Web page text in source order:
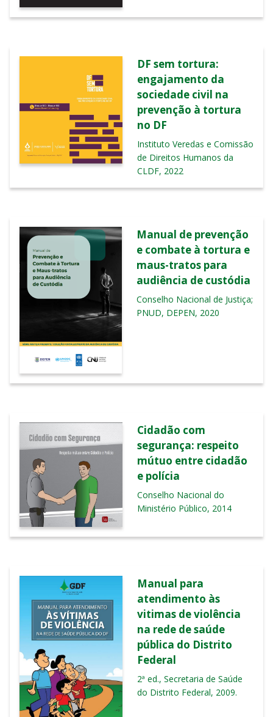
DF sem tortura:
engajamento da
sociedade civil na
prevenção à tortura
no DF
Instituto Veredas e Comissão
de Direitos Humanos da
CLDF, 2022
Manual de prevenção
e combate à tortura e
maus-tratos para
audiência de custódia
Conselho Nacional de Justiça;
PNUD, DEPEN, 2020
Cidadão com
segurança: respeito
mútuo entre cidadão
e polícia
Conselho Nacional do
Ministério Público, 2014
Manual para
atendimento às
vitimas de violência
na rede de saúde
pública do Distrito
Federal
2ª ed., Secretaria de Saúde
do Distrito Federal, 2009.